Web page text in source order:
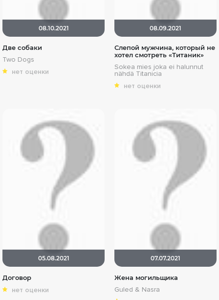
08.10.2021
Две собаки
Two Dogs
нет оценки
08.09.2021
Слепой мужчина, который не
хотел смотреть «Титаник»
Sokea mies joka ei halunnut
nähdä Titanicia
нет оценки
05.08.2021
Договор
нет оценки
07.07.2021
Жена могильщика
Guled & Nasra